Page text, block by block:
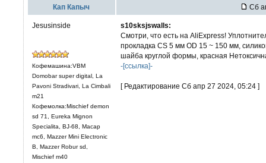
Кап Капыч Сб
Jesusinside
Кофемашина:VBM
Domobar super digital, La
Pavoni Stradivari, La Cimbali
m21
Кофемолка:Mischief demon
sd 71, Eureka Mignon
Specialita, BJ-68, Macap
mc6, Mazzer Mini Electronic
В, Mazzer Robur sd,
Mischief m40
s10sksjswalls:
Смотри, что есть на AliExpress!
прокладка CS 5 мм OD 15 ~ 150 мм,
шайба круглой формы, красная
-[ссылка]-
[ Редактирование Сб апр 27 2024, 05:24 ]